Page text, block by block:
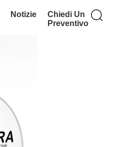
Notizie
Chiedi Un
Preventivo